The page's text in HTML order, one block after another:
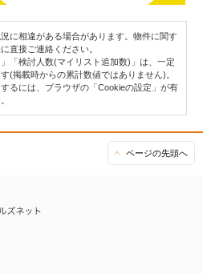
に相違がある場合があります。物件に関す
直接ご連絡ください。
「検討人数(マイリスト追加数)」は、一定
(掲載時からの累計数値ではありません)。
るには、ブラウザの「Cookieの設定」が有
ページの先頭へ